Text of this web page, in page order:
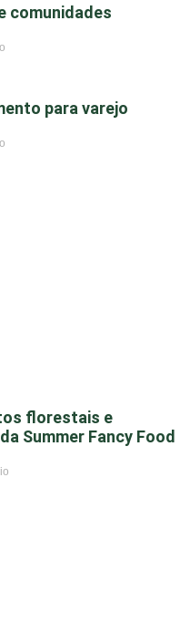
comunidades
para varejo
florestais e
Summer Fancy Food